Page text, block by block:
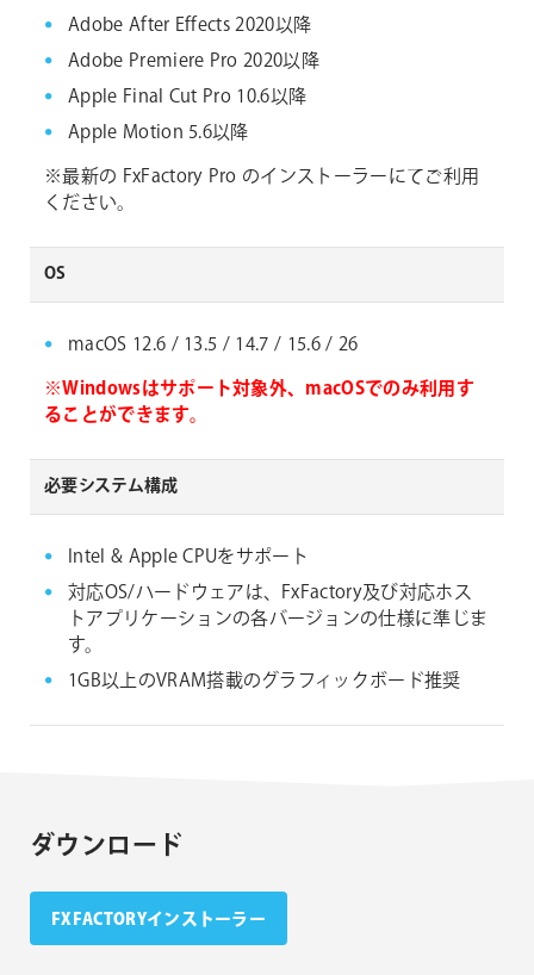
Adobe After Effects 2020以降
Adobe Premiere Pro 2020以降
Apple Final Cut Pro 10.6以降
Apple Motion 5.6以降
※最新の FxFactory Pro のインストーラーにてご利用
ください。
OS
macOS 12.6 / 13.5 / 14.7 / 15.6 / 26
※Windowsはサポート対象外、macOSでのみ利用す
ることができます。
必要システム構成
Intel & Apple CPUをサポート
対応OS/ハードウェアは、FxFactory及び対応ホス
トアプリケーションの各バージョンの仕様に準じま
す。
1GB以上のVRAM搭載のグラフィックボード推奨
ダウンロード
FXFACTORYインストーラー